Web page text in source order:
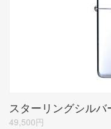
49,500円